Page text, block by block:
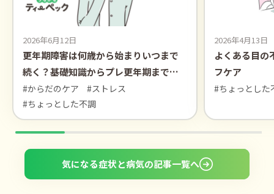
2026年6月12日
更年期障害は何歳から始まりいつまで
続く？基礎知識からプレ更年期まで解
説【医師監修】
#からだのケア
#ストレス
#ちょっとした不調
2026年4月13日
よくある目の
フケア
#ちょっとした
気になる症状と病気の記事一覧へ